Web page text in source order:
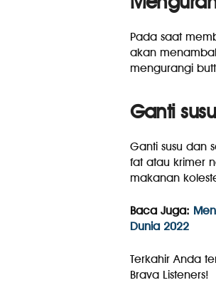
Pada saat
akan
mengurangi
Ganti
Ganti susu dan
fat atau krimer
makanan
Baca Juga:
Dunia 2022
Terkahir Anda
Brava Listeners!